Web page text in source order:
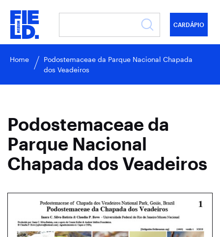
CARDÁPIO
Home
Podostemaceae da Parque Nacional Chapada
dos Veadeiros
Podostemaceae da
Parque Nacional
Chapada dos Veadeiros